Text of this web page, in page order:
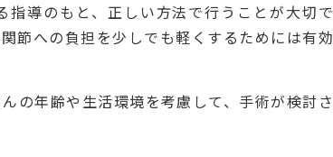
導のもと、正しい方法で行うことが大切で
節への負担を少しでも軽くするためには有効
の年齢や生活環境を考慮して、手術が検討さ